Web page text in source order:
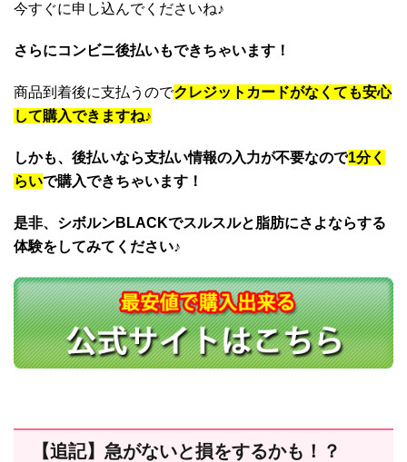
今すぐに申し込んでくださいね♪
さらにコンビニ後払いもできちゃいます！
商品到着後に支払うのでクレジットカードがなくても安心
して購入できますね♪
しかも、後払いなら支払い情報の入力が不要なので1分く
らいで購入できちゃいます！
是非、シボルンBLACKでスルスルと脂肪にさよならする
体験をしてみてください♪
【追記】急がないと損をするかも！？